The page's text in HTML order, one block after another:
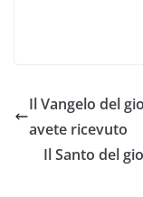
Il Vangelo del
avete ricevuto
Il Santo del